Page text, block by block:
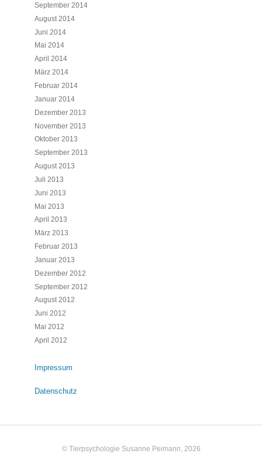
September 2014
August 2014
Juni 2014
Mai 2014
April 2014
März 2014
Februar 2014
Januar 2014
Dezember 2013
November 2013
Oktober 2013
September 2013
August 2013
Juli 2013
Juni 2013
Mai 2013
April 2013
März 2013
Februar 2013
Januar 2013
Dezember 2012
September 2012
August 2012
Juni 2012
Mai 2012
April 2012
Impressum
Datenschutz
© Tierpsychologie Susanne Peimann, 2026